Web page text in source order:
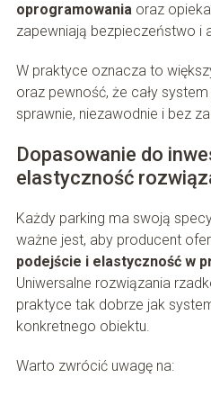
oprogramowaniaoraz
zapewniają bezpieczeństwo i
W praktyce oznacza to
oraz pewność, że cały
sprawnie, niezawodnie i bez
Dopasowanie do
elastyczność
Każdy parking ma swoją
ważne jest, aby producent
podejście i elastyczność w
Uniwersalne rozwiązania
praktyce tak dobrze jak
konkretnego obiektu.
Warto zwrócić uwagę na: